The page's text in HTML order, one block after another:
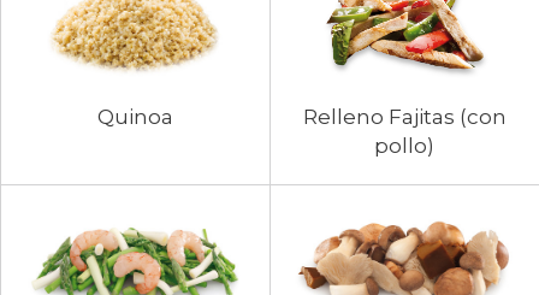
Quinoa
Relleno Fajitas (con
pollo)